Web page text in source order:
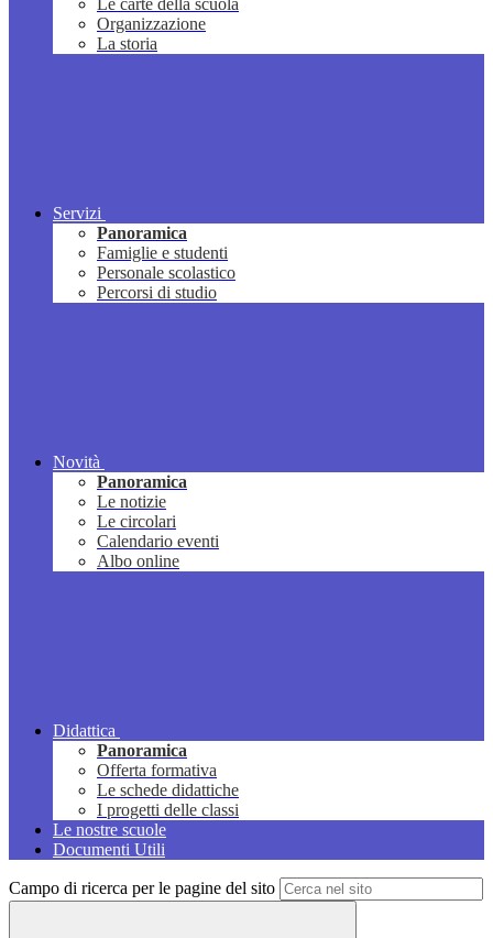
Le carte della scuola
Organizzazione
La storia
Servizi
Panoramica
Famiglie e studenti
Personale scolastico
Percorsi di studio
Novità
Panoramica
Le notizie
Le circolari
Calendario eventi
Albo online
Didattica
Panoramica
Offerta formativa
Le schede didattiche
I progetti delle classi
Le nostre scuole
Documenti Utili
Campo di ricerca per le pagine del sito